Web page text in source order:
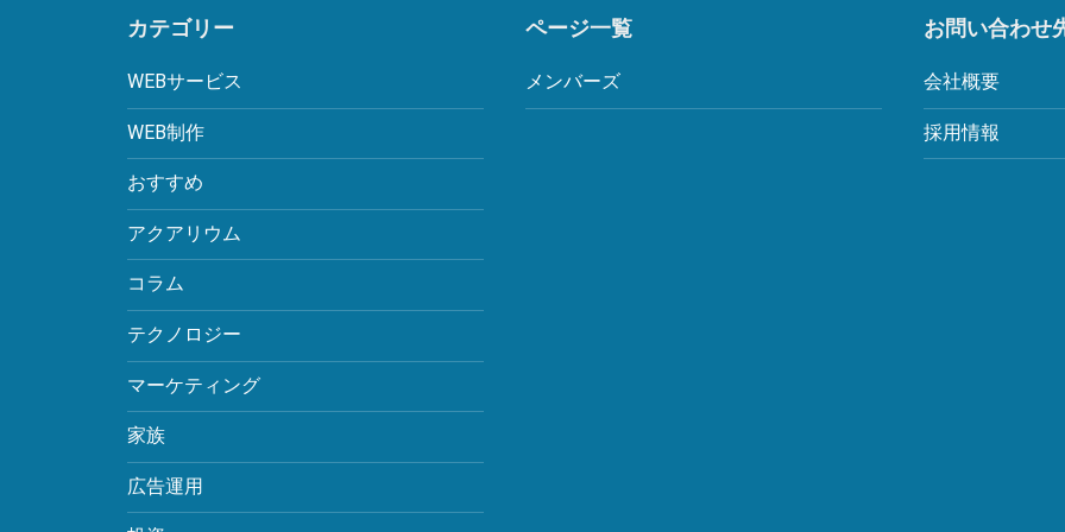
カテゴリー
WEBサービス
WEB制作
おすすめ
アクアリウム
コラム
テクノロジー
マーケティング
家族
広告運用
ページ一覧
メンバーズ
お問い合わせ
会社概要
採用情報